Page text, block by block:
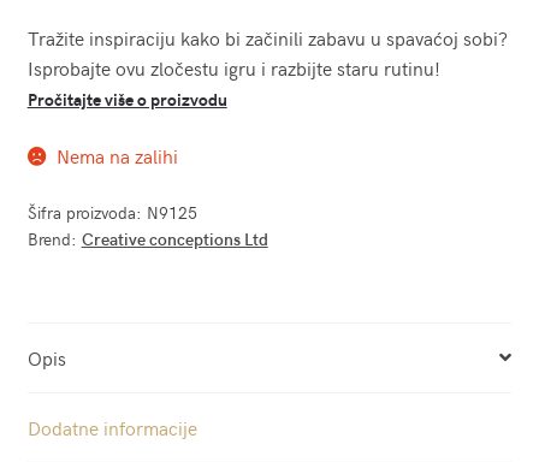
Tražite inspiraciju kako bi začinili zabavu u spavaćoj sobi?
Isprobajte ovu zločestu igru i razbijte staru rutinu!
Pročitajte više o proizvodu
Nema na zalihi
Šifra proizvoda: N9125
Brend: Creative conceptions Ltd
Opis
Dodatne informacije